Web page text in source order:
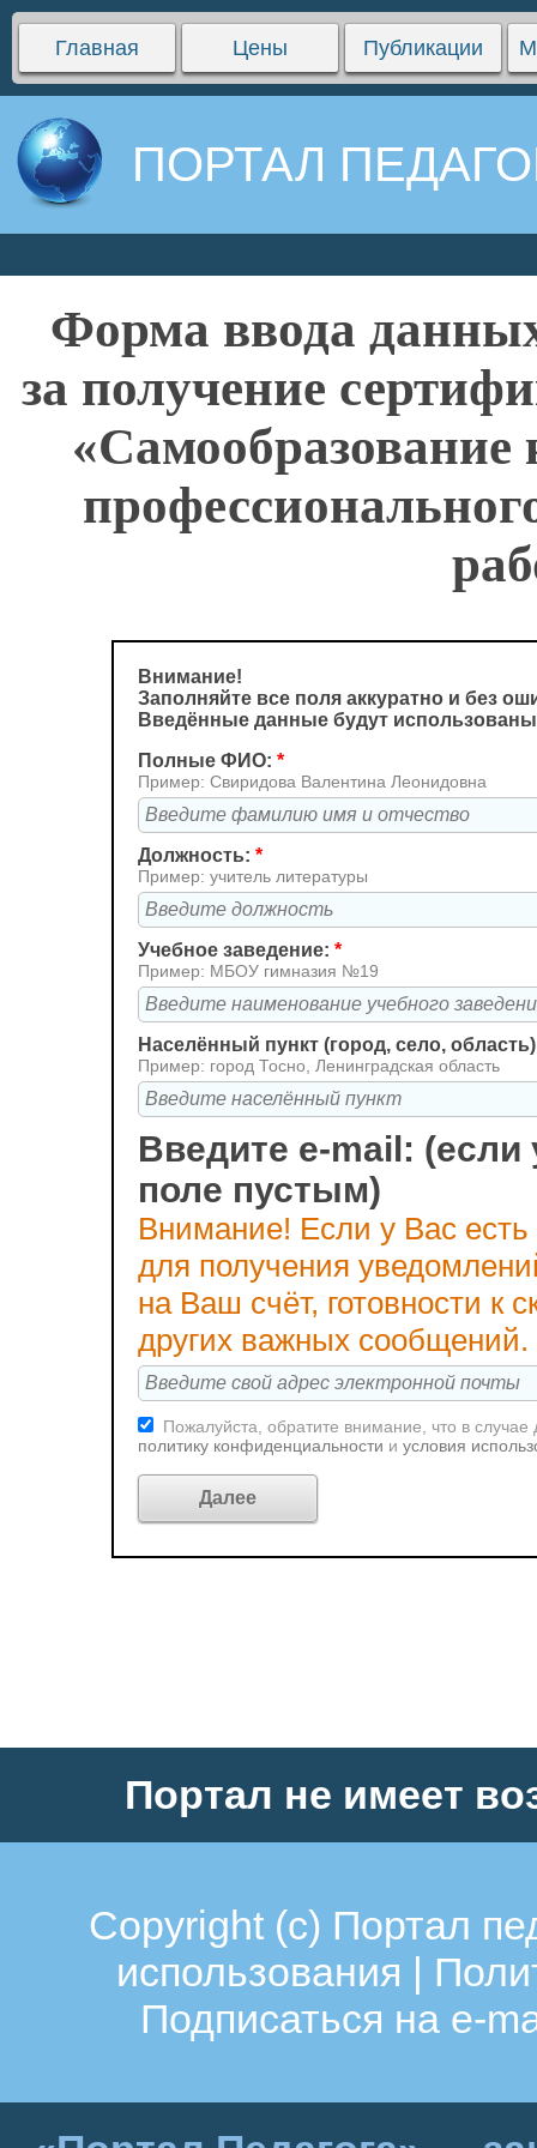
Главная Цены Публикации
ПОРТАЛ
Форма ввода
за получение
Внимание!
Заполняйте все поля аккуратно и без
Введённые данные будут
Полные ФИО: *
Пример: Свиридова Валентина Леонидовна
Должность: *
Пример: учитель литературы
Учебное заведение: *
Пример: МБОУ гимназия №19
Населённый пункт (город, село,
Пример: город Тосно, Ленинградская область
Введите e-mail: (если
поле пустым)
Внимание! Если у Вас
для получения
на Ваш счёт, готовности к
других важных сообщений.
Пожалуйста, обратите внимание, что в
политику конфиденциальности и условия
Портал не имеет
Copyright (c) Портал
использования |
Подписаться на e-